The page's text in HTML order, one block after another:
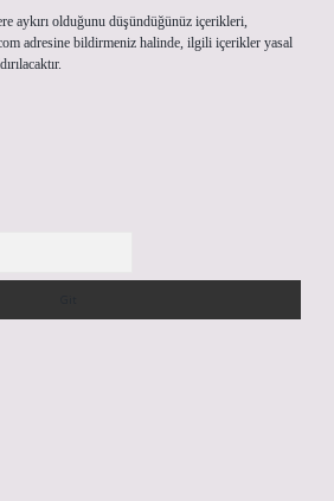
aykırı olduğunu düşündüğünüz içerikleri,
adresine bildirmeniz halinde, ilgili içerikler yasal